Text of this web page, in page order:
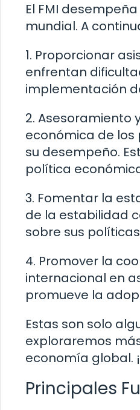
El FMI
mundial. A
1. Proporcionar
enfrentan
implementación
2. Asesoramiento
económica de
su desempeño.
política
3. Fomentar la
de la estabilidad
sobre sus
4. Promover la
internacional en
promueve la
Estas son solo
exploraremos
economía global.
Principales